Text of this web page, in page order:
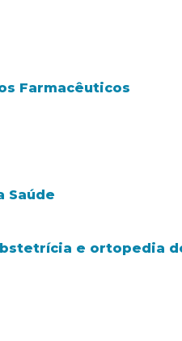
Farmacêuticos
Saúde
e ortopedia